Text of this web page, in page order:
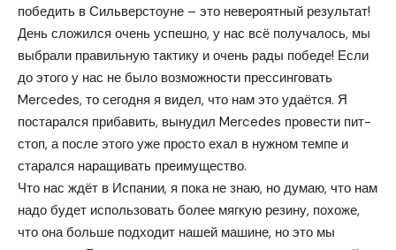
победить в Сильверстоуне – это невероятный результат!
День сложился очень успешно, у нас всё получалось, мы
выбрали правильную тактику и очень рады победе! Если
до этого у нас не было возможности прессинговать
Mercedes, то сегодня я видел, что нам это удаётся. Я
постарался прибавить, вынудил Mercedes провести пит-
стоп, а после этого уже просто ехал в нужном темпе и
старался наращивать преимущество.
Что нас ждёт в Испании, я пока не знаю, но думаю, что нам
надо будет использовать более мягкую резину, похоже,
что она больше подходит нашей машине, но это мы